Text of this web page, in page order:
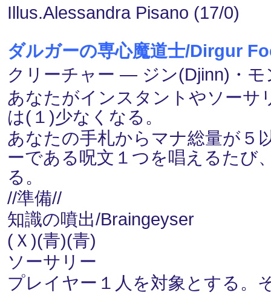
Illus.Alessandra Pisano (17/0)
ダルガーの専心魔道士/Dirgur
クリーチャー ― ジン(Djinn)・
あなたがインスタントやソーサ
は(１)少なくなる。
あなたの手札からマナ総量が５
ーである呪文１つを唱えるたび
る。
//準備//
知識の噴出/Braingeyser
(Ｘ)(青)(青)
ソーサリー
プレイヤー１人を対象とする。